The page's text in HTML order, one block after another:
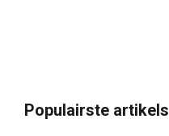
Populairste artikels